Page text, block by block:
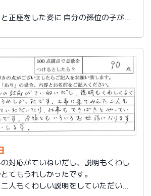
正座をした姿に 自分の孫位の子がな
の悪い私に代わって聞いてくれ助か
かりしてもらい感謝しています。
対応がていねいだし、説明もくわし
てもうれしかったです。
人もくわしい説明をしていただいた